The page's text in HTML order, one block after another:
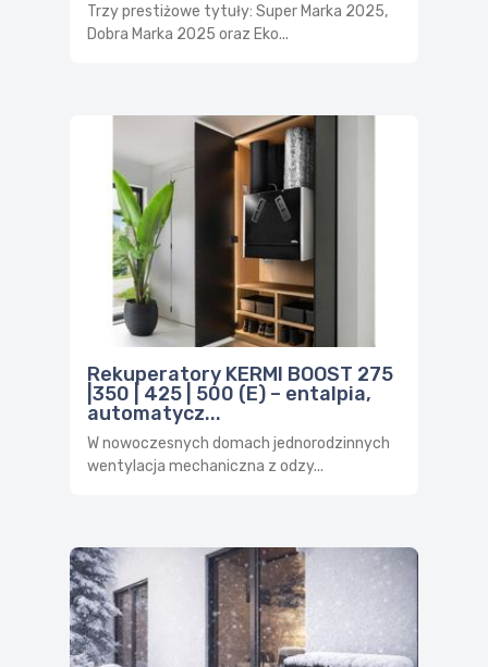
Trzy prestiżowe tytuły: Super Marka 2025,
Dobra Marka 2025 oraz Eko...
Rekuperatory KERMI BOOST 275
|350 | 425 | 500 (E) – entalpia,
automatycz...
W nowoczesnych domach jednorodzinnych
wentylacja mechaniczna z odzy...